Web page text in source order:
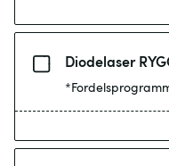
Diodelaser